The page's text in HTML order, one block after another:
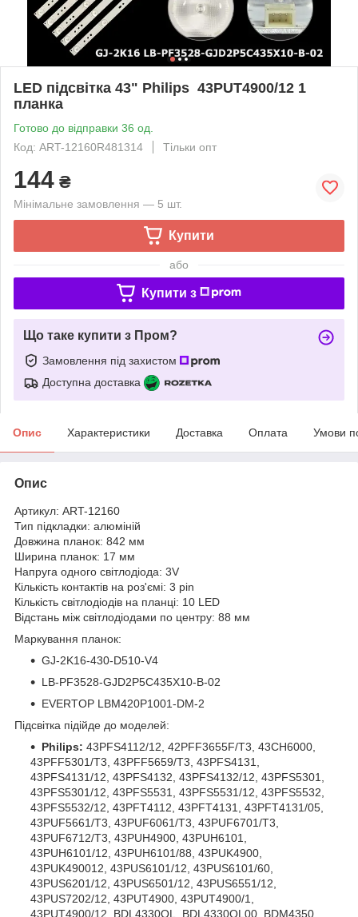
LED підсвітка 43" Philips 43PUT4900/12 1
планка
Готово до відправки 36 од.
Код: ART-12160R481314
Тільки опт
144 ₴
Мінімальне замовлення — 5 шт.
Купити
або
Купити з
Що таке купити з Пром?
Замовлення під захистом
Доступна доставка
Опис Характеристики Доставка Оплата Умови
Опис
Артикул: ART-12160
Тип підкладки: алюміній
Довжина планок: 842 мм
Ширина планок: 17 мм
Напруга одного світлодіода: 3V
Кількість контактів на роз'ємі: 3 pin
Кількість світлодіодів на планці: 10 LED
Відстань між світлодіодами по центру: 88 мм
Маркування планок:
GJ-2K16-430-D510-V4
LB-PF3528-GJD2P5C435X10-B-02
EVERTOP LBM420P1001-DM-2
Підсвітка підійде до моделей:
Philips: 43PFS4112/12, 42PFF3655F/T3, 43CH6000,
43PFF5301/T3, 43PFF5659/T3, 43PFS4131,
43PFS4131/12, 43PFS4132, 43PFS4132/12, 43PFS5301,
43PFS5301/12, 43PFS5531, 43PFS5531/12, 43PFS5532,
43PFS5532/12, 43PFT4112, 43PFT4131, 43PFT4131/05,
43PUF5661/T3, 43PUF6061/T3, 43PUF6701/T3,
43PUF6712/T3, 43PUH4900, 43PUH6101,
43PUH6101/12, 43PUH6101/88, 43PUK4900,
43PUK490012, 43PUS6101/12, 43PUS6101/60,
43PUS6201/12, 43PUS6501/12, 43PUS6551/12,
43PUS7202/12, 43PUT4900, 43PUT4900/1,
43PUT4900/12, BDL4330QL, BDL4330QL00, BDM4350,